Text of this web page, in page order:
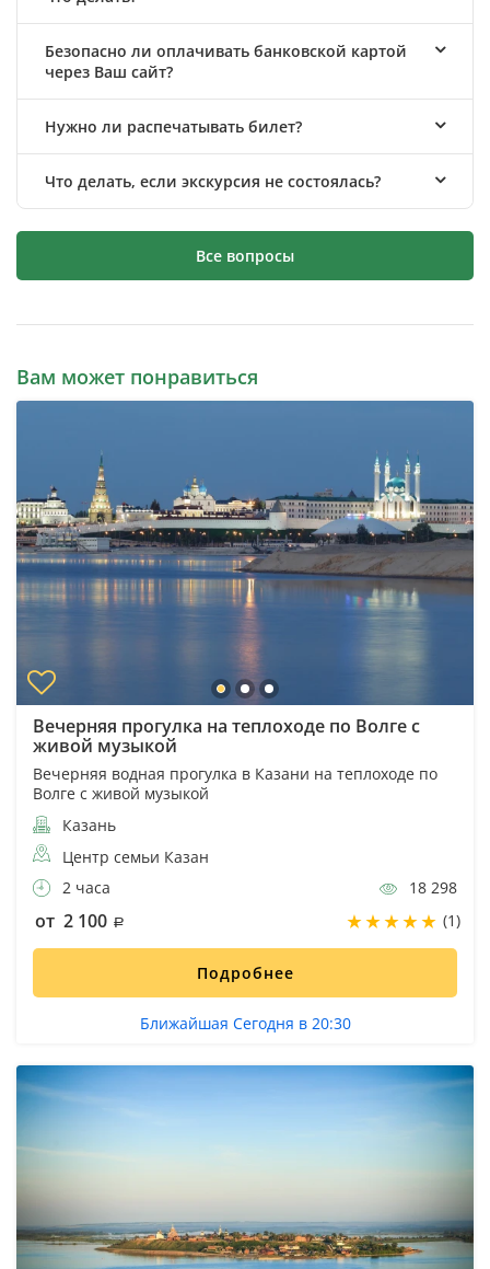
Безопасно ли оплачивать банковской картой
через Ваш сайт?
Нужно ли распечатывать билет?
Что делать, если экскурсия не состоялась?
Все вопросы
Вам может понравиться
Вечерняя прогулка на теплоходе по Волге с
живой музыкой
Вечерняя водная прогулка в Казани на теплоходе по
Волге с живой музыкой
Казань
Центр семьи Казан
2 часа
18 298
от 2 100 (1)
Подробнее
Ближайшая Сегодня в 20:30